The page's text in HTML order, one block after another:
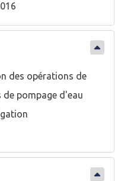
des opérations de
pompage d'eau